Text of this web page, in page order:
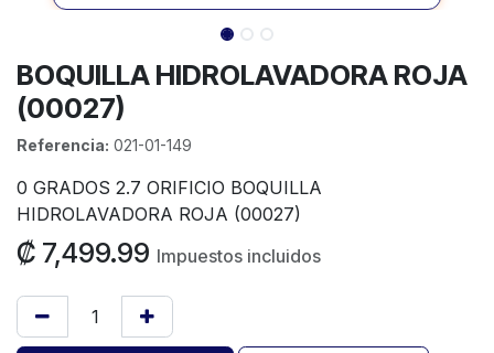
BOQUILLA HIDROLAVADORA ROJA
(00027)
Referencia: 021-01-149
0 GRADOS 2.7 ORIFICIO BOQUILLA
HIDROLAVADORA ROJA (00027)
₡ 7,499.99 Impuestos incluidos